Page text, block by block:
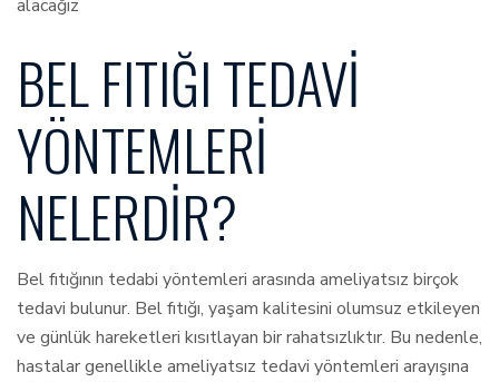
alacağız
BEL FITIĞI TEDAVI
YÖNTEMLERI
NELERDIR?
Bel fıtığının tedabi yöntemleri arasında ameliyatsız birçok
tedavi bulunur. Bel fıtığı, yaşam kalitesini olumsuz etkileyen
ve günlük hareketleri kısıtlayan bir rahatsızlıktır. Bu nedenle,
hastalar genellikle ameliyatsız tedavi yöntemleri arayışına